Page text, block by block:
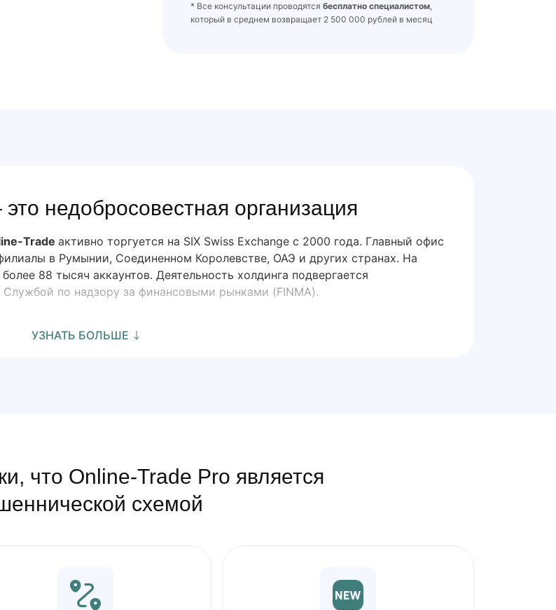
* Все консультации проводятся бесплатно специалистом,
который в среднем возвращает 2 500 000 рублей в месяц
недобросовестная организация
Trade активно торгуется на SIX Swiss Exchange с 2000 года. Главный офис
в Румынии, Соединенном Королевстве, ОАЭ и других странах. На
88 тысяч аккаунтов. Деятельность холдинга подвергается
по надзору за финансовыми рынками (FINMA).
УЗНАТЬ БОЛЬШЕ
что Online-Trade Pro является
схемой